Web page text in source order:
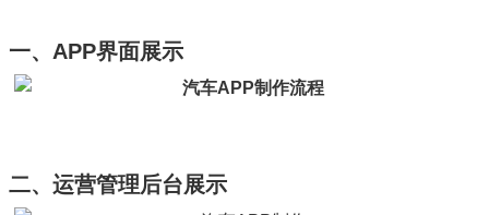
一、APP界面展示
二、运营管理后台展示